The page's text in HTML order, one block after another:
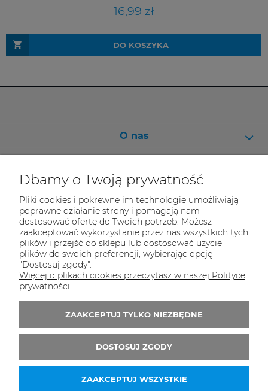
16,99 zł
DO KOSZYKA
O nas
Moje konto
Informacje
Tel.:
798-284-402
E-mail:sklep@bikeway.pl
Dbamy o Twoją prywatność
Pliki cookies i pokrewne im technologie umożliwiają
poprawne działanie strony i pomagają nam
dostosować ofertę do Twoich potrzeb. Możesz
zaakceptować wykorzystanie przez nas wszystkich tych
plików i przejść do sklepu lub dostosować użycie
plików do swoich preferencji, wybierając opcję
"Dostosuj zgody".
Więcej o plikach cookies przeczytasz w naszej Polityce
prywatności.
ZAAKCEPTUJ TYLKO NIEZBĘDNE
DOSTOSUJ ZGODY
ZAAKCEPTUJ WSZYSTKIE